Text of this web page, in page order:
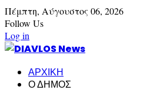
Πέμπτη, Αύγουστος 06, 2026
Follow Us
Log in
ΑΡΧΙΚΗ
Ο ΔΗΜΟΣ